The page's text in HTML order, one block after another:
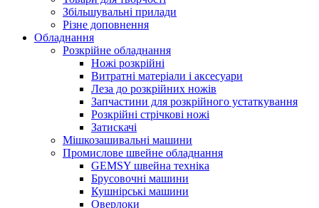
Збільшувальні прилади
Різне доповнення
Обладнання
Розкрійне обладнання
Ножі розкрійні
Витратні матеріали і аксесуари
Леза до розкрійних ножів
Запчастини для розкрійного устаткування
Розкрійні стрічкові ножі
Затискачі
Мішкозашивальні машини
Промислове швейне обладнання
GEMSY швейна техніка
Брусовочні машини
Кушнірські машини
Оверлоки